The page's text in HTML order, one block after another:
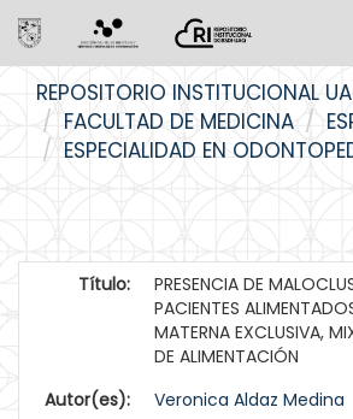
navigation
REPOSITORIO INSTITUCIONAL
FACULTAD DE MEDICINA
ESPECIALIDAD EN
Título:
PRESENCIA DE
PACIENTES
MATERNA EXCLUSIVA,
DE ALIMENTACIÓN
Autor(es):
Veronica Aldaz Medina